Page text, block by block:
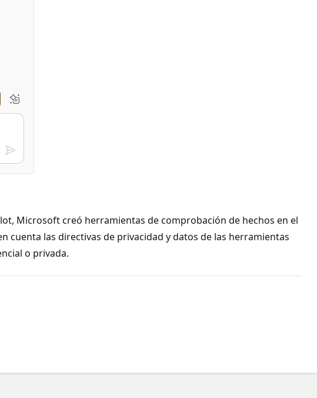
Microsoft creó herramientas de comprobación de hechos en el
cuenta las directivas de privacidad y datos de las herramientas
o privada.